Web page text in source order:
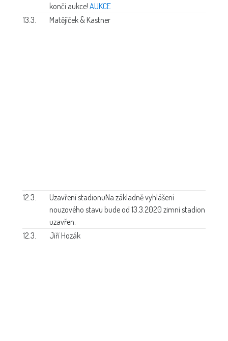
končí aukce! AUKCE
13.3.
Matějíček & Kastner
12.3. Uzavření stadionuNa základně vyhlášení
nouzového stavu bude od 13.3.2020 zimní stadion
uzavřen.
12.3.
Jiří Hozák